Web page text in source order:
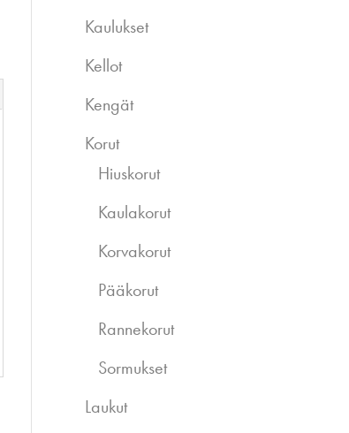
Kaulukset
Kellot
Kengät
Korut
Hiuskorut
Kaulakorut
Korvakorut
Pääkorut
Rannekorut
Sormukset
Laukut